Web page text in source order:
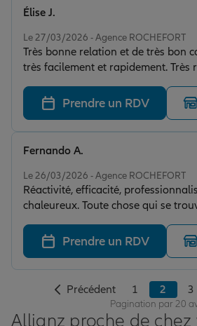
Le 27/03/2026 - Agence ROCHEFORT
Très bonne relation et de très bon
très facilement et rapidement. Très
!!
Élise J.
Prendre un RDV
Le 26/03/2026 - Agence ROCHEFORT
Réactivité, efficacité,
chaleureux. Toute chose qui se
moins.
Fernando A.
Prendre un RDV
Précédent 1 2 3
Pagination par 20
Allianz proche de chez